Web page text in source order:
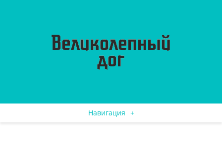
Навигация +